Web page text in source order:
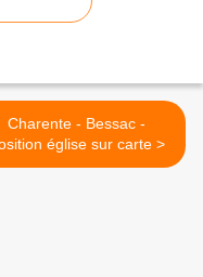
Charente - Bessac -
Position église sur carte >